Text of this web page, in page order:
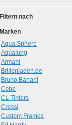
Filtern nach
Marken
Aqua Sphere
Aqualung
Armani
Brillenladen.de
Bruno Banani
Cebe
CL Tinters
Cressi
Custom Frames